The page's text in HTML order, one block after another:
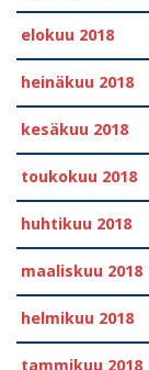
elokuu 2018
heinäkuu 2018
kesäkuu 2018
toukokuu 2018
huhtikuu 2018
maaliskuu 2018
helmikuu 2018